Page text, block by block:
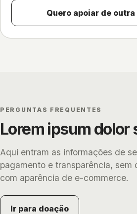
Quero apoiar de
PERGUNTAS FREQUENTES
Lorem ipsum dolor
Aqui entram as informações de
pagamento e transparência, sem
com aparência de e-commerce.
Ir para doação